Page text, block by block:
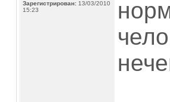
Зарегистрирован: 13/03/2010
15:23